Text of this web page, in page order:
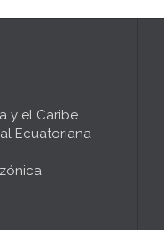
y el Caribe
Ecuatoriana